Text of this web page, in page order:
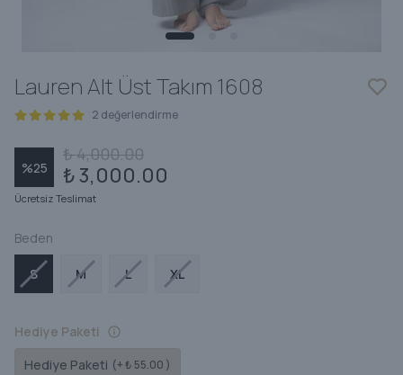
Lauren Alt Üst Takım 1608
2 değerlendirme
%25
₺ 4,000.00
₺ 3,000.00
Ücretsiz Teslimat
Beden
S M L XL
Hediye Paketi
Hediye Paketi (+ ₺ 55.00 )